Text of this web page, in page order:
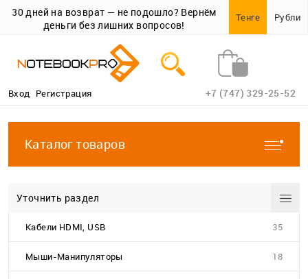
30 дней на возврат — не подошло? Вернём
деньги без лишних вопросов!
Тенге Рубли
Вход Регистрация +7 (747) 329-25-52
Каталог товаров
Уточнить раздел
Кабели HDMI, USB 35
Мыши-Манипуляторы 18